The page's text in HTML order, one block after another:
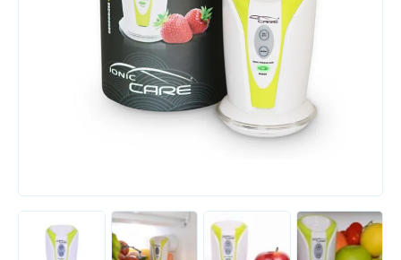
Bílá s krystaly
Skladem - doprava zdarma Dárek pro vás při zadání kódu